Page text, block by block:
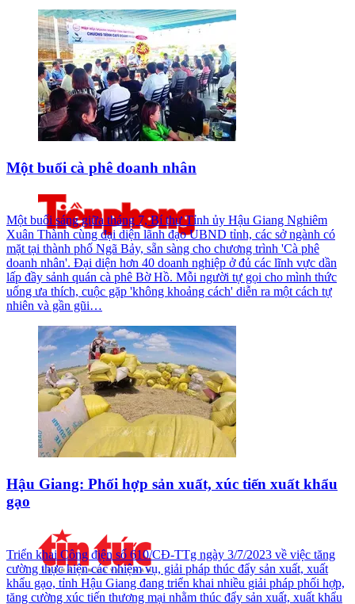
Một buổi cà phê doanh nhân
Một buổi sáng giữa tháng 7, Bí thư Tỉnh ủy Hậu Giang Nghiêm
Xuân Thành cùng đại diện lãnh đạo UBND tỉnh, các sở ngành có
mặt tại thành phố Ngã Bảy, sẵn sàng cho chương trình 'Cà phê
doanh nhân'. Đại diện hơn 40 doanh nghiệp ở đủ các lĩnh vực dần
lấp đầy sảnh quán cà phê Bờ Hồ. Mỗi người tự gọi cho mình thức
uống ưa thích, cuộc gặp 'không khoảng cách' diễn ra một cách tự
nhiên và gần gũi…
Hậu Giang: Phối hợp sản xuất, xúc tiến xuất khẩu
gạo
Triển khai Công điện số 610/CĐ-TTg ngày 3/7/2023 về việc tăng
cường thực hiện các nhiệm vụ, giải pháp thúc đẩy sản xuất, xuất
khẩu gạo, tỉnh Hậu Giang đang triển khai nhiều giải pháp phối hợp,
tăng cường xúc tiến thương mại nhằm thúc đẩy sản xuất, xuất khẩu